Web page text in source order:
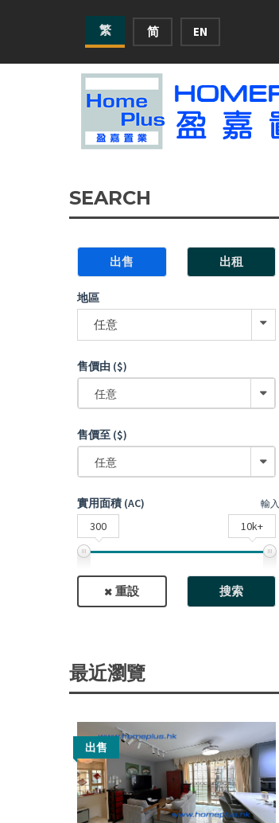
繁 简 EN
SEARCH
出售 出租
地區
任意
售價由 ($)
任意
售價至 ($)
任意
實用面積 (AC) 輸入
300 10k+
重設 搜索
最近瀏覽
出售